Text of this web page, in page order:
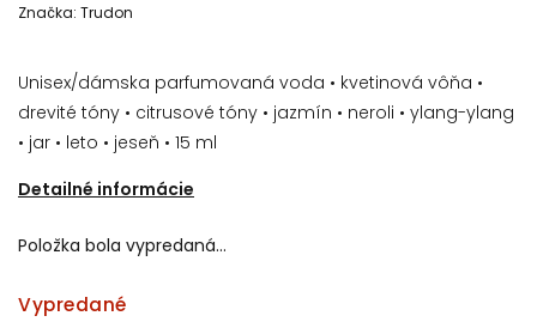
Unisex/dámska parfumovaná voda • kvetinová vôňa •
drevité tóny • citrusové tóny • jazmín • neroli • ylang-ylang
• jar • leto • jeseň • 15 ml
Detailné informácie
Značka: Trudon
Položka bola vypredaná…
Vypredané